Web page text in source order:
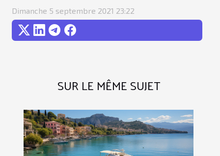
Dimanche 5 septembre 2021 23:22
SUR LE MÊME SUJET